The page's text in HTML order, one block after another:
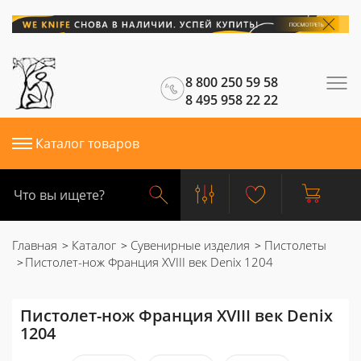
8 800 250 59 58
8 495 958 22 22
Каталог товаров
Главная Каталог Сувенирные изделия
Пистолеты
Пистолет-нож Франция XVIII век Denix 1204
Пистолет-нож Франция XVIII век Denix
1204